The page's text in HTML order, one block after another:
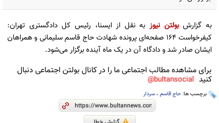
به گزارش بولتن نیوزبه نقل از ایسنا، رئیس کل دادگستری تهران:
کیفرخواست ۱۶۴ صفحه‌ای پرونده شهادت حاج قاسم سلیمانی و همراهان
ایشان صادر شد و دادگاه آن در یک ماه آینده برگزار می‌شود.
برای مشاهده مطالب اجتماعی ما را در کانال بولتن اجتماعی دنبال
کنید bultansocial@
برچسب ها: حاج قاسم ، سردار